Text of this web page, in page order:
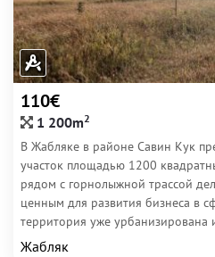
110€
1 200m2
В Жабляке в районе Савин Кук
участок площадью 1200
рядом с горнолыжной трассой
ценным для развития бизнеса в
территория уже урбанизирована
Жабляк